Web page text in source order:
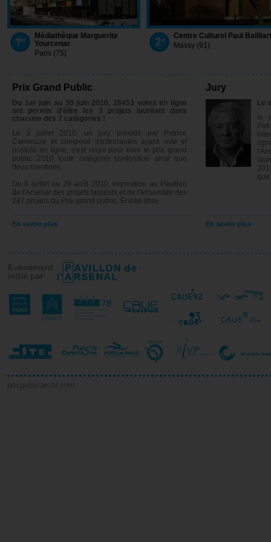
Médiathèque Marguerite
Yourcenar
Paris (75)
Centre Culturel Paul Bailliart
Massy (91)
Passerelle Simone de
Beauvoir
Paris (75)
Passage 56
Paris (75)
Lycée Robert Schuman
Charenton le Pont (94)
Prix Grand Public
Du 1er juin au 30 juin 2010, 28453 votes en ligne
ont permis d'élire les 3 projets lauréats dans
chacune des 7 catégories !
Le 3 juillet 2010, un jury, présidé par Patrice
Carmouze et composé d'internautes ayant voté et
postulé en ligne, s'est réuni pour élire le prix grand
public 2010 toute catégorie confondue ainsi que
deux mentions.
Du 8 juillet au 29 août 2010, exposition au Pavillon
de l'Arsenal des projets lauréats et de l'ensemble des
287 projets du Prix grand public. Entrée libre.
En savoir plus
Jury
Le
le
En savoir plus
par lamia
SUPER